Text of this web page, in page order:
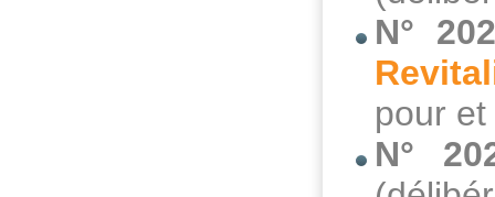
N°
pour
N°